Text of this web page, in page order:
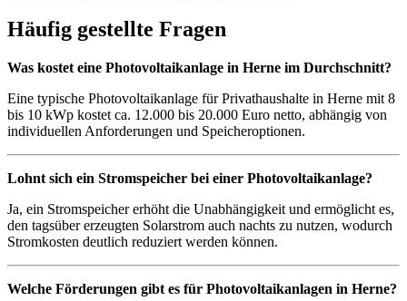
Häufig gestellte Fragen
Was kostet eine Photovoltaikanlage in Herne im Durchschnitt?
Eine typische Photovoltaikanlage für Privathaushalte in Herne mit 8
bis 10 kWp kostet ca. 12.000 bis 20.000 Euro netto, abhängig von
individuellen Anforderungen und Speicheroptionen.
Lohnt sich ein Stromspeicher bei einer Photovoltaikanlage?
Ja, ein Stromspeicher erhöht die Unabhängigkeit und ermöglicht es,
den tagsüber erzeugten Solarstrom auch nachts zu nutzen, wodurch
Stromkosten deutlich reduziert werden können.
Welche Förderungen gibt es für Photovoltaikanlagen in Herne?